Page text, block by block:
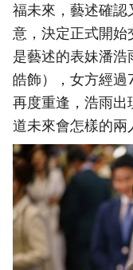
福未來，藝述確認
意，決定正式開始
是藝述的表妹潘
皓飾），女方經過
再度重逢，浩雨出
道未來會怎樣的兩